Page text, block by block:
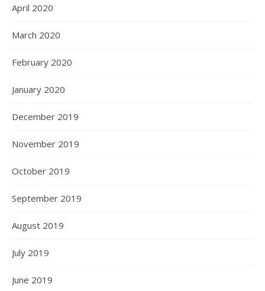
April 2020
March 2020
February 2020
January 2020
December 2019
November 2019
October 2019
September 2019
August 2019
July 2019
June 2019